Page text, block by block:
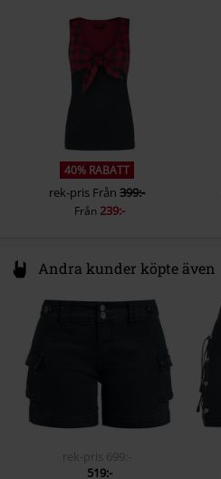
40% RABATT
rek-pris Från399:-
Från 239:-
Andra kunder köpte även
rek-pris
699:-
519:-